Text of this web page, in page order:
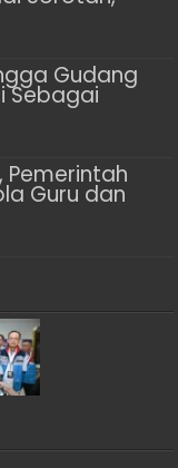
Gudang
Sebagai
Pemerintah
Guru dan